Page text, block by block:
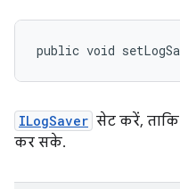
public void
ILogSaver सेट करें,
कर सके.